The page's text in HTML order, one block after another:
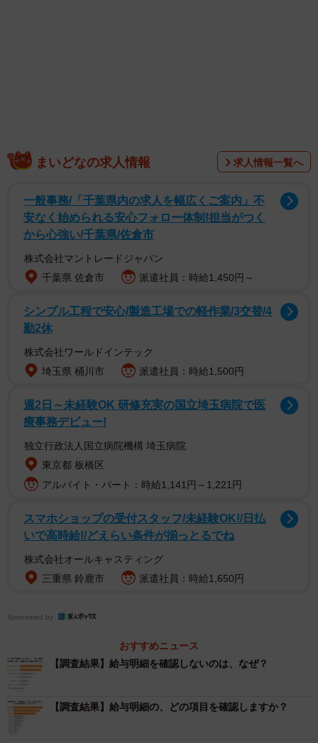
を対象として、2024年7月にインターネットで実施されま
した。
自分の給与明細を毎月確認していますか？（出典：ベター・プレイス調
べ）
調査の結果、自身の給与明細について、「毎月必ず確認し
ている」と答えた人は全体の63.3%。一方、「全く確認し
ていない」と答えた人は10.9%と1割以上の人が給与明細を
給与明細のすべての項目を確認していますか？（出典：ベター・プレイ
ス調べ）
まいどなの求人情報 求人情報一覧へ
一般事務/「千葉県内の求人を幅広くご案内」不
安なく始められる安心フォロー体制!担当がつく
から心強い/千葉県/佐倉市
株式会社マントレードジャパン
千葉県 佐倉市
派遣社員：時給1,450円～
シンプル工程で安心/製造工場での軽作業/3交替/4
勤2休
株式会社ワールドインテック
埼玉県 桶川市
派遣社員：時給1,500円
週2日～未経験OK 研修充実の国立埼玉病院で医
療事務デビュー!
独立行政法人国立病院機構 埼玉病院
東京都 板橋区
アルバイト・パート：時給1,141円～1,221円
スマホショップの受付スタッフ/未経験OK!/日払
いで高時給!/どえらい条件が揃っとるでね
株式会社オールキャスティング
三重県 鈴鹿市
派遣社員：時給1,650円
Sponsored by
おすすめニュース
【調査結果】給与明細を確認しないのは、なぜ？
【調査結果】給与明細の、どの項目を確認しますか？